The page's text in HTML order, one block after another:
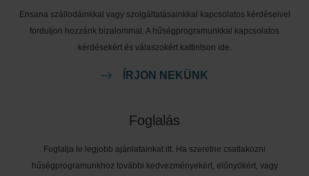
Ensana szállodáinkkal vagy szolgáltatásainkkal kapcsolatos kérdéseivel
forduljon hozzánk bizalommal. A hűségprogramunkkal kapcsolatos
kérdésekért és válaszokért kattintson ide.
ÍRJON NEKÜNK
Foglalás
Foglalja le legjobb ajánlatainkat itt. Ha szeretne csatlakozni
hűségprogramunkhoz további kedvezményekért, előnyökért, vagy